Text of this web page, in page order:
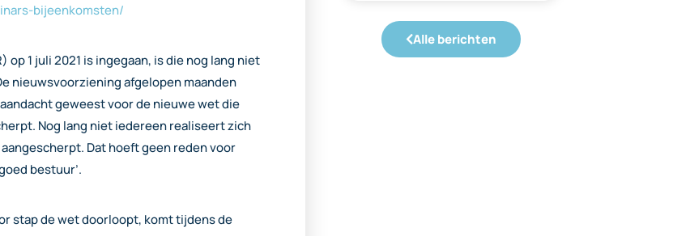
bijeenkomsten/
1 juli 2021 is ingegaan, is die nog lang niet
nieuwsvoorziening afgelopen maanden
geweest voor de nieuwe wet die
Nog lang niet iedereen realiseert zich
Dat hoeft geen reden voor
bestuur’.
stap de wet doorloopt, komt tijdens de
Alle berichten